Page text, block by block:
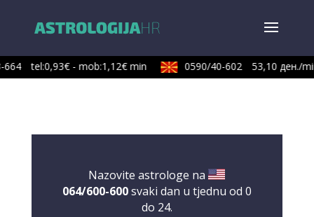
tel:0,93€ - mob:1,12€ min 0590/40-602 53,10 ден./min
Nazovite astrologe na
064/600-600svaki dan u tjednu od 0
do 24.